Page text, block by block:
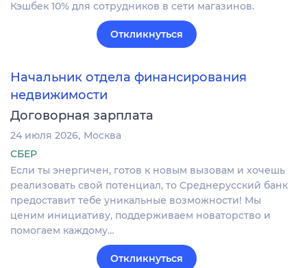
Кэшбек 10% для сотрудников в сети магазинов.
Откликнуться
Начальник отдела финансирования
недвижимости
Договорная зарплата
24 июля 2026 Москва
СБЕР
Если ты энергичен, готов к новым вызовам и хочешь
реализовать свой потенциал, то Среднерусский банк
предоставит тебе уникальные возможности! Мы
ценим инициативу, поддерживаем новаторство и
помогаем каждому…
Откликнуться